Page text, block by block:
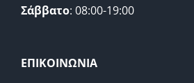
Σάββατο: 08:00-19:00
ΕΠΙΚΟΙΝΩΝΙΑ